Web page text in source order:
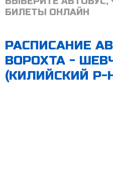
БИЛЕТЫ ОНЛАЙН
РАСПИСАНИЕ
ВОРОХТА -
(КИЛИЙСКИЙ Р-